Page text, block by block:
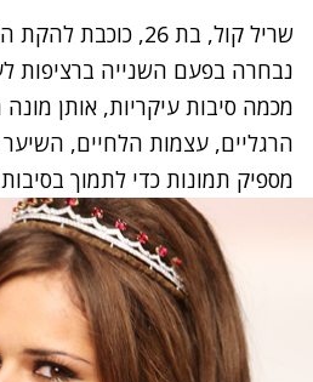
נבחרה בפעם השנייה ברציפות
מכמה סיבות עיקריות, אותן מונה
הרגליים, עצמות הלחיים, השיער
מספיק תמונות כדי לתמוך